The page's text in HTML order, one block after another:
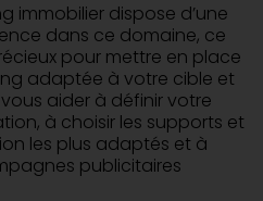
immobilier dispose d’une
dans ce domaine, ce
pour mettre en place
adaptée à votre cible et
aider à définir votre
à choisir les supports et
les plus adaptés et à
publicitaires